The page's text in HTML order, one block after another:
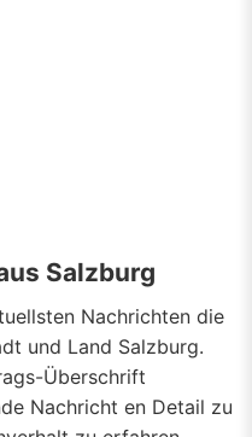
Salzburg
Nachrichten die
und Land Salzburg.
Überschrift
Nachricht en Detail zu